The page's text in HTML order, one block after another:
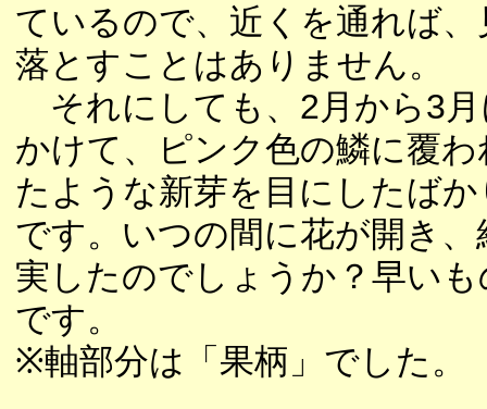
ているので、近くを通れば、
落とすことはありません。
それにしても、2月から3
かけて、ピンク色の鱗に覆わ
たような新芽を目にしたばか
です。いつの間に花が開き、
実したのでしょうか？早いも
です。
※軸部分は「果柄」でした。